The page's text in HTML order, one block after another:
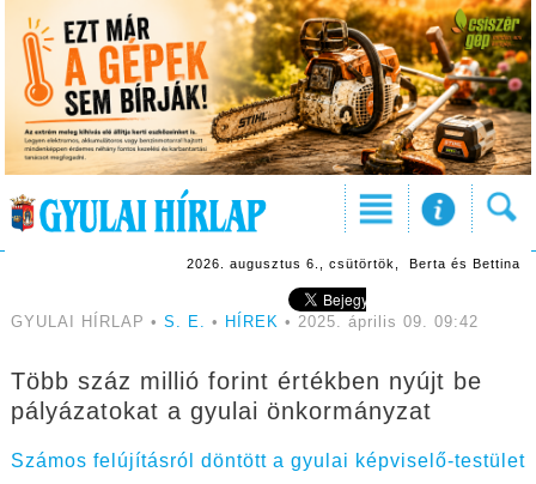
2026. augusztus 6., csütörtök, Berta és Bettina
GYULAI HÍRLAP • S. E. • HÍREK • 2025. április 09. 09:42
Több száz millió forint értékben nyújt be
pályázatokat a gyulai önkormányzat
Számos felújításról döntött a gyulai képviselő-testület